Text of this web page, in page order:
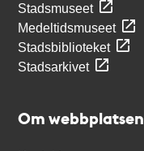
Stadsmuseet
Medeltidsmuseet
Stadsbiblioteket
Stadsarkivet
Om webbplatsen